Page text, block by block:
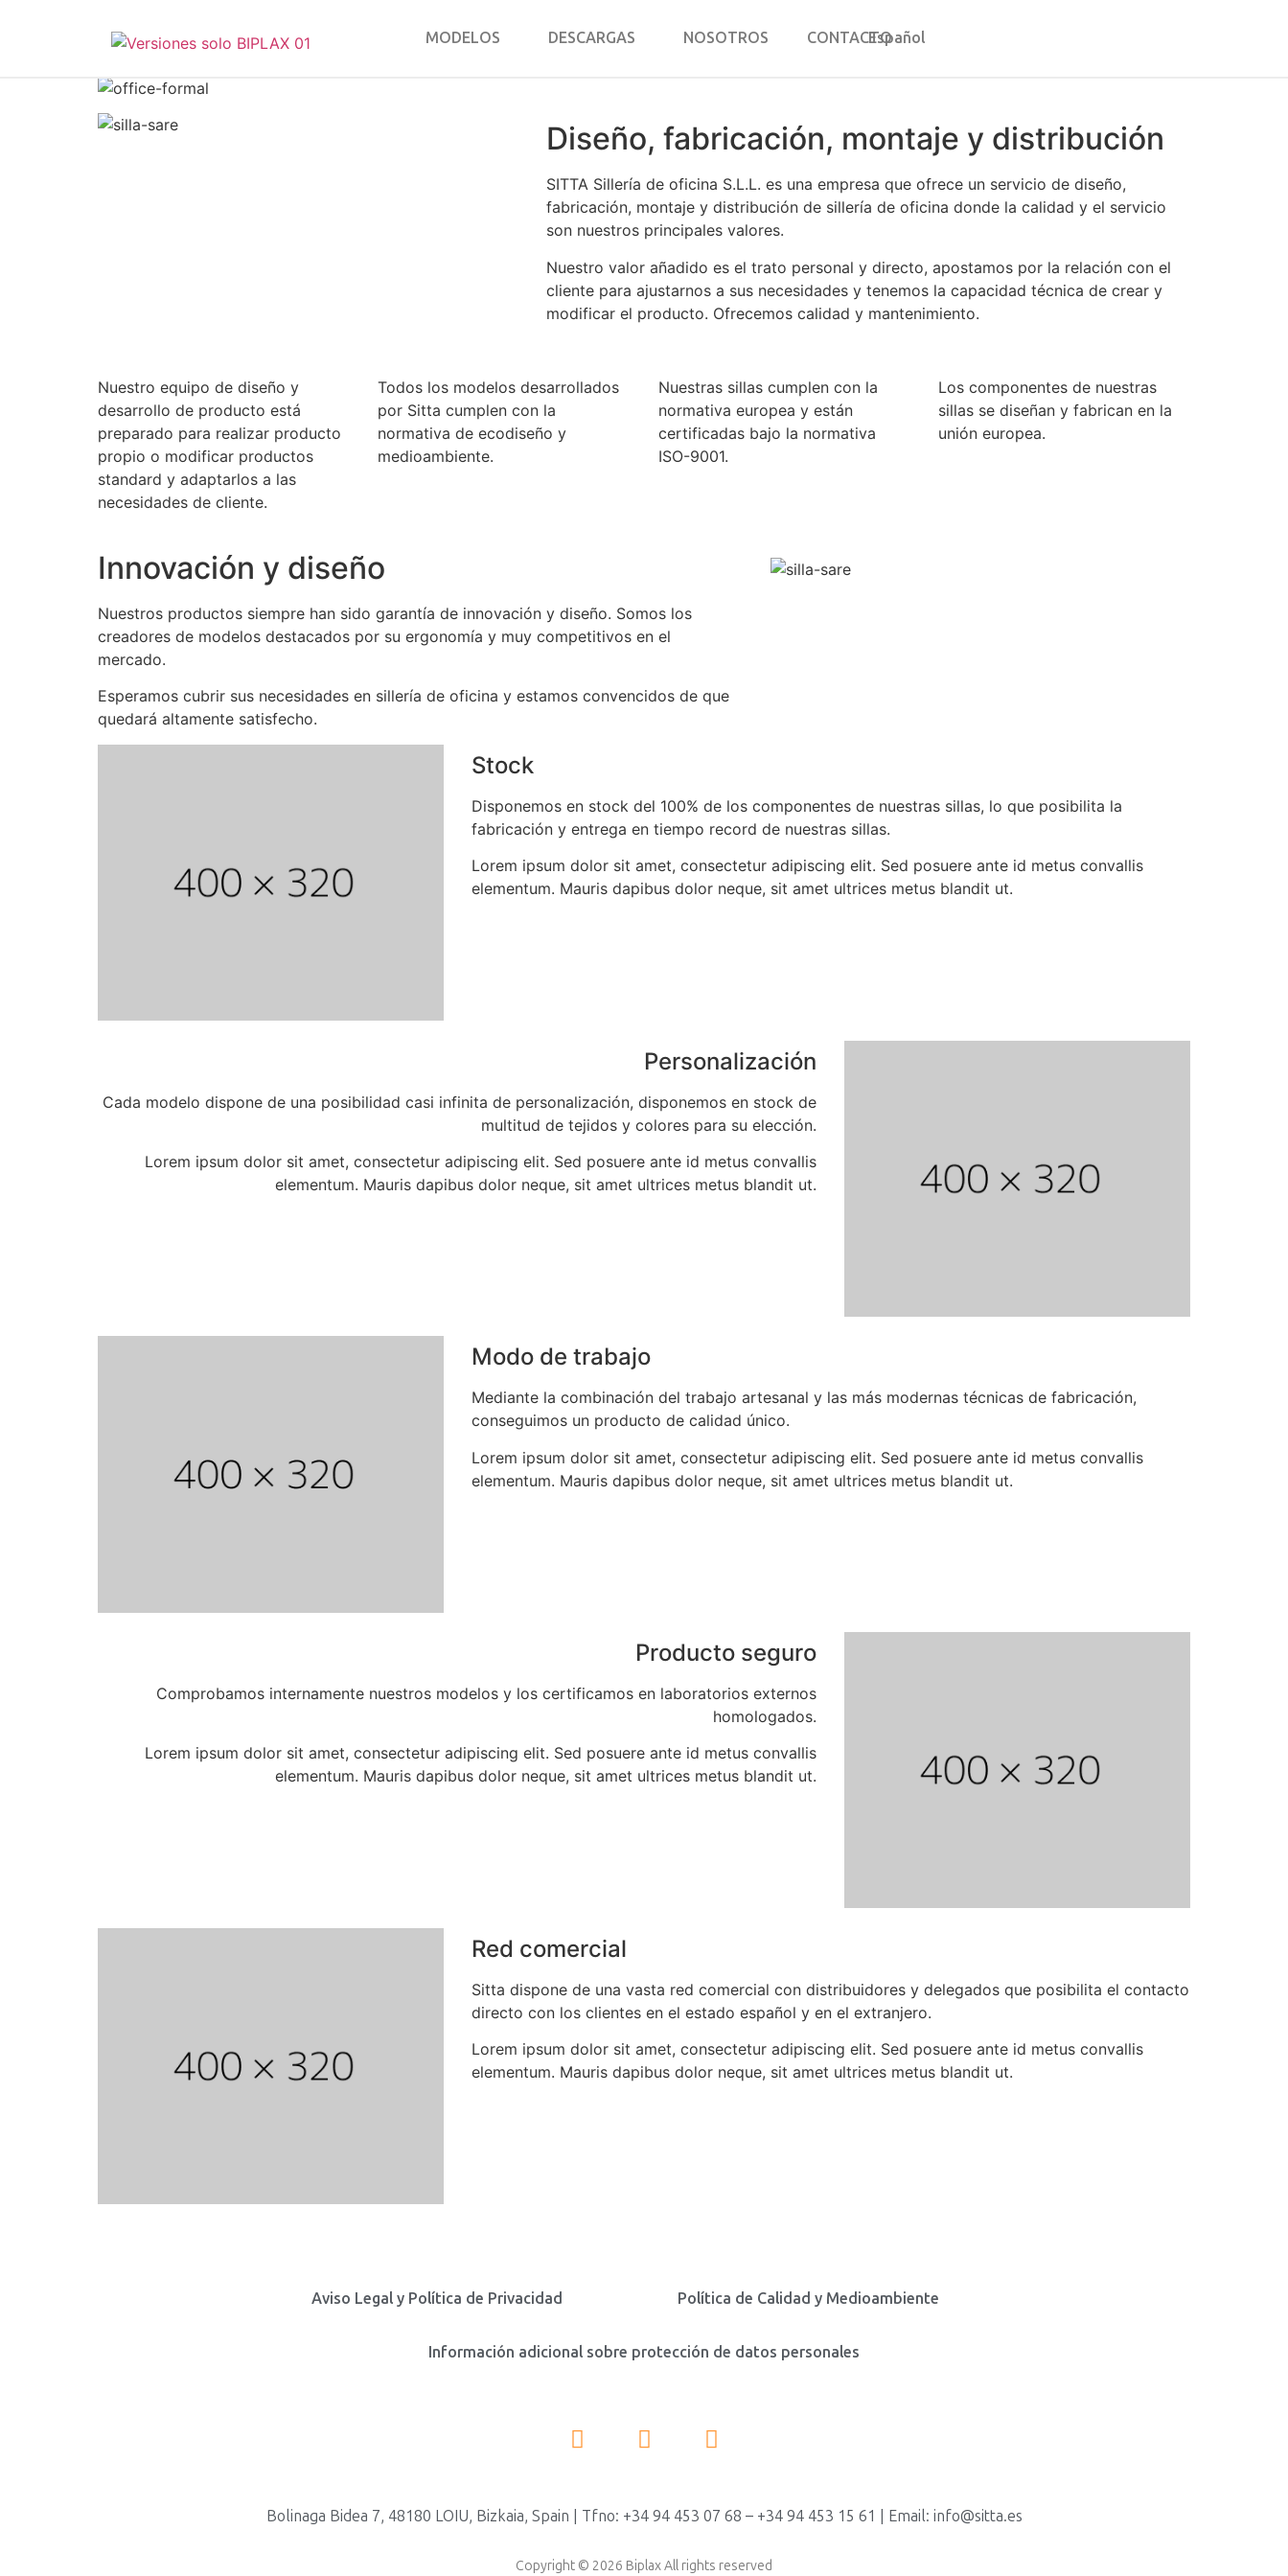
MODELOS DESCARGAS NOSOTROS CONTACTOEspañol
Diseño, fabricación, montaje y distribución
SITTA Sillería de oficina S.L.L. es una empresa que ofrece un servicio de diseño,
fabricación, montaje y distribución de sillería de oficina donde la calidad y el servicio
son nuestros principales valores.
Nuestro valor añadido es el trato personal y directo, apostamos por la relación con el
cliente para ajustarnos a sus necesidades y tenemos la capacidad técnica de crear y
modificar el producto. Ofrecemos calidad y mantenimiento.
Nuestro equipo de diseño y
desarrollo de producto está
preparado para realizar producto
propio o modificar productos
standard y adaptarlos a las
necesidades de cliente.
Todos los modelos desarrollados
por Sitta cumplen con la
normativa de ecodiseño y
medioambiente.
Nuestras sillas cumplen con la
normativa europea y están
certificadas bajo la normativa
ISO-9001.
Los componentes de nuestras
sillas se diseñan y fabrican en la
unión europea.
Innovación y diseño
Nuestros productos siempre han sido garantía de innovación y diseño. Somos los
creadores de modelos destacados por su ergonomía y muy competitivos en el
mercado.
Esperamos cubrir sus necesidades en sillería de oficina y estamos convencidos de que
quedará altamente satisfecho.
Stock
Disponemos en stock del 100% de los componentes de nuestras sillas, lo que posibilita la
fabricación y entrega en tiempo record de nuestras sillas.
Lorem ipsum dolor sit amet, consectetur adipiscing elit. Sed posuere ante id metus convallis
elementum. Mauris dapibus dolor neque, sit amet ultrices metus blandit ut.
Personalización
Cada modelo dispone de una posibilidad casi infinita de personalización, disponemos en stock de
multitud de tejidos y colores para su elección.
Lorem ipsum dolor sit amet, consectetur adipiscing elit. Sed posuere ante id metus convallis
elementum. Mauris dapibus dolor neque, sit amet ultrices metus blandit ut.
Modo de trabajo
Mediante la combinación del trabajo artesanal y las más modernas técnicas de fabricación,
conseguimos un producto de calidad único.
Lorem ipsum dolor sit amet, consectetur adipiscing elit. Sed posuere ante id metus convallis
elementum. Mauris dapibus dolor neque, sit amet ultrices metus blandit ut.
Producto seguro
Comprobamos internamente nuestros modelos y los certificamos en laboratorios externos
homologados.
Lorem ipsum dolor sit amet, consectetur adipiscing elit. Sed posuere ante id metus convallis
elementum. Mauris dapibus dolor neque, sit amet ultrices metus blandit ut.
Red comercial
Sitta dispone de una vasta red comercial con distribuidores y delegados que posibilita el contacto
directo con los clientes en el estado español y en el extranjero.
Lorem ipsum dolor sit amet, consectetur adipiscing elit. Sed posuere ante id metus convallis
elementum. Mauris dapibus dolor neque, sit amet ultrices metus blandit ut.
Aviso Legal y Política de Privacidad Política de Calidad y Medioambiente
Información adicional sobre protección de datos personales
Bolinaga Bidea 7, 48180 LOIU, Bizkaia, Spain | Tfno: +34 94 453 07 68 – +34 94 453 15 61 | Email: info@sitta.es
Copyright © 2026 Biplax All rights reserved